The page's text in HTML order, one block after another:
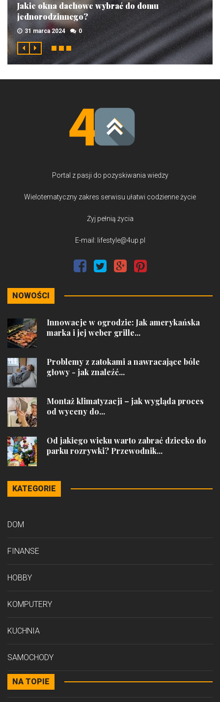
Jakie okna dachowe wybrać do domu
jednorodzinnego?
31 marca 2024 0
Portal z pasji do pozyskiwania wiedzy
Wielotematyczny zakres serwisu ułatwi codzienne życie
Żyj pełnią życia
E-mail: lifestyle@4up.pl
NOWOŚCI
Innowacje w ogrodzie: Jak amerykańska
marka i jej weber grille...
Problemy z zatokami a nawracające bóle
głowy - jak znaleźć...
Montaż klimatyzacji – jak wygląda proces
od wyceny do...
Od jakiego wieku warto zabrać dziecko do
parku rozrywki? Przewodnik...
KATEGORIE
DOM
FINANSE
HOBBY
KOMPUTERY
KUCHNIA
SAMOCHODY
STYL
NA TOPIE